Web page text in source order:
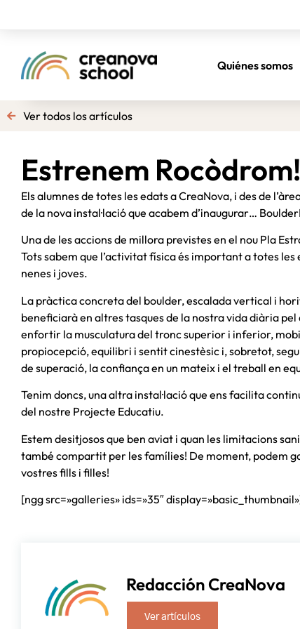
Quiénes somos
Ver todos los artículos
Estrenem
Els alumnes de totes les edats a CreaNova, i des de
de la nova instal·lació que acabem d’inaugurar…
Una de les accions de millora previstes en el nou Pla
Tots sabem que l’activitat física és important a totes les
nenes i joves.
La pràctica concreta del boulder, escalada vertical i
beneficiarà en altres tasques de la nostra vida diària
enfortir la musculatura del tronc superior i inferior,
propiocepció, equilibri i sentit cinestèsic i, sobretot,
de superació, la confiança en un mateix i el treball en
Tenim doncs, una altra instal·lació que ens facilita
del nostre Projecte Educatiu.
Estem desitjosos que ben aviat i quan les limitacions
també compartit per les famílies! De moment, podem
vostres fills i filles!
[ngg src=»galleries» ids=»35″
Redacción CreaNova
Ver artículos